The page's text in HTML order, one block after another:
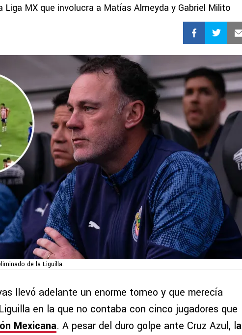
Liga MX que involucra a Matías Almeyda y Gabriel Milito
de la Liguilla.
llevó adelante un enorme torneo y que merecía
en la que no contaba con cinco jugadores que
Mexicana. A pesar del duro golpe ante Cruz Azul, la